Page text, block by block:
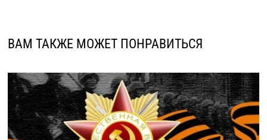
ВАМ ТАКЖЕ МОЖЕТ ПОНРАВИТЬСЯ